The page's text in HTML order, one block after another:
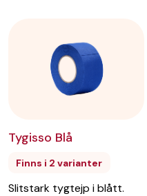
Tygisso Blå
Finns i 2 varianter
Slitstark tygtejp i blått.